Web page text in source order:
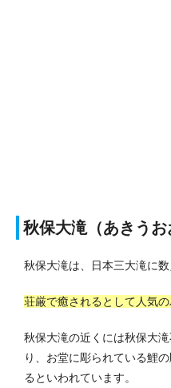
秋保大滝（あきうお
秋保大滝は、日本三大滝に数
荘厳で癒されるとして人気
秋保大滝の近くには秋保大
り、お堂に彫られている鯉
るといわれています。